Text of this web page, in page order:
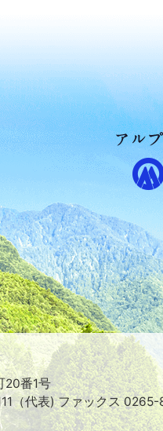
ア
ル
た
つ
映
え
る
ま
ち
駒
ヶ
根
市
20番1号
（代表) ファックス